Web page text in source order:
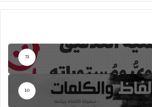
73
10